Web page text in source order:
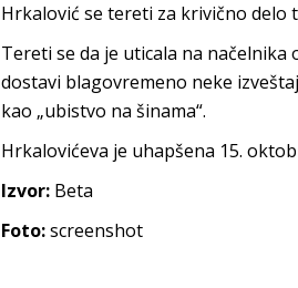
Hrkalović se tereti za krivično delo
Tereti se da je uticala na načelnika
dostavi blagovremeno neke
kao „ubistvo na šinama“.
Hrkalovićeva je uhapšena 15.
Izvor: Beta
Foto:screenshot